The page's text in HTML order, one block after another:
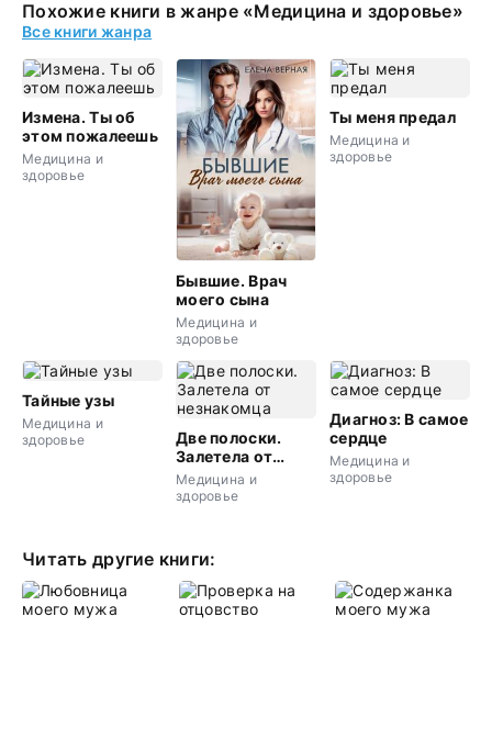
Похожие книги в жанре «Медицина и здоровье»
Все книги жанра
Измена. Ты об
этом пожалеешь
Медицина и
здоровье
Бывшие. Врач
моего сына
Медицина и
здоровье
Ты меня предал
Медицина и
здоровье
Тайные узы
Медицина и
здоровье
Две полоски.
Залетела от
незнакомца
Медицина и
здоровье
Диагноз: В самое
сердце
Медицина и
здоровье
Читать другие книги: